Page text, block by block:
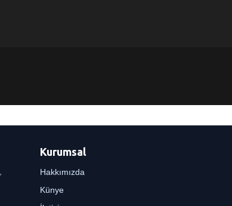
Kurumsal
Hakkımızda
Künye